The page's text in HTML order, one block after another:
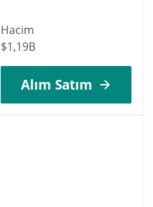
Hacim
$1,19B
Alım Satım